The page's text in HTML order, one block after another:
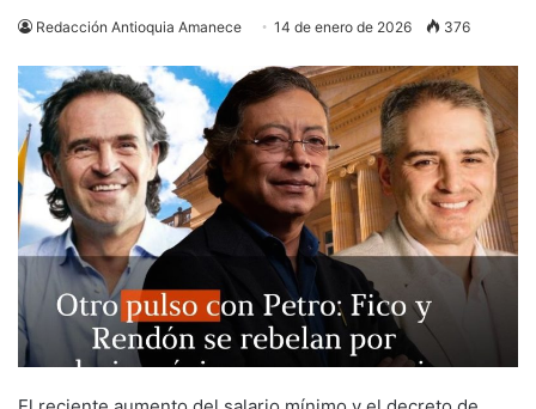
Redacción Antioquia Amanece 14 de enero de 2026 376